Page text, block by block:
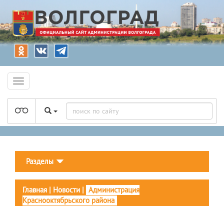
Разделы
Главная | Новости | Администрация
Краснооктябрьского района